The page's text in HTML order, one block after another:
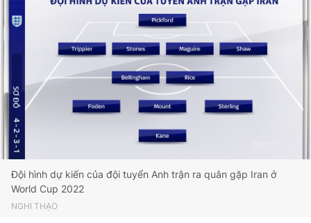
Thông tin tòa soạn Liên hệ quảng cáo
Đọc Thanh Niên trên điện thoại
Theo dõi báo trên
Đội hình dự kiến của đội tuyển Anh trận ra quân gặp Iran ở
World Cup 2022
NGHI THẠO